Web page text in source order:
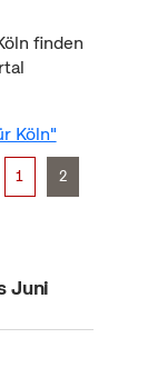
finden
Köln"
1 2
Juni